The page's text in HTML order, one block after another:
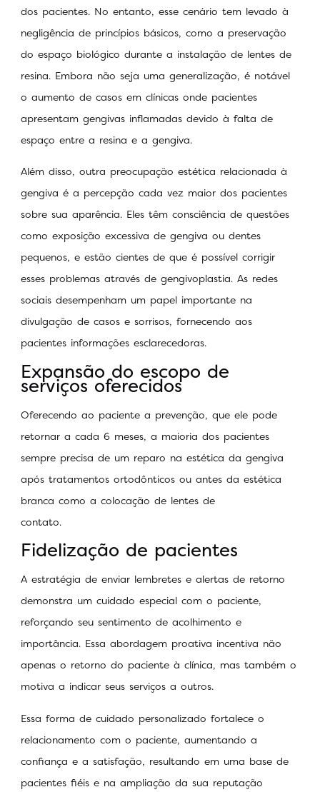
dos pacientes. No entanto, esse cenário tem levado à
negligência de princípios básicos, como a preservação
do espaço biológico durante a instalação de lentes de
resina. Embora não seja uma generalização, é notável
o aumento de casos em clínicas onde pacientes
apresentam gengivas inflamadas devido à falta de
espaço entre a resina e a gengiva.
Além disso, outra preocupação estética relacionada à
gengiva é a percepção cada vez maior dos pacientes
sobre sua aparência. Eles têm consciência de questões
como exposição excessiva de gengiva ou dentes
pequenos, e estão cientes de que é possível corrigir
esses problemas através de gengivoplastia. As redes
sociais desempenham um papel importante na
divulgação de casos e sorrisos, fornecendo aos
pacientes informações esclarecedoras.
Expansão do escopo de
serviços oferecidos
Oferecendo ao paciente a prevenção, que ele pode
retornar a cada 6 meses, a maioria dos pacientes
sempre precisa de um reparo na estética da gengiva
após tratamentos ortodônticos ou antes da estética
branca como a colocação de lentes de
contato.
Fidelização de pacientes
A estratégia de enviar lembretes e alertas de retorno
demonstra um cuidado especial com o paciente,
reforçando seu sentimento de acolhimento e
importância. Essa abordagem proativa incentiva não
apenas o retorno do paciente à clínica, mas também o
motiva a indicar seus serviços a outros.
Essa forma de cuidado personalizado fortalece o
relacionamento com o paciente, aumentando a
confiança e a satisfação, resultando em uma base de
pacientes fiéis e na ampliação da sua reputação